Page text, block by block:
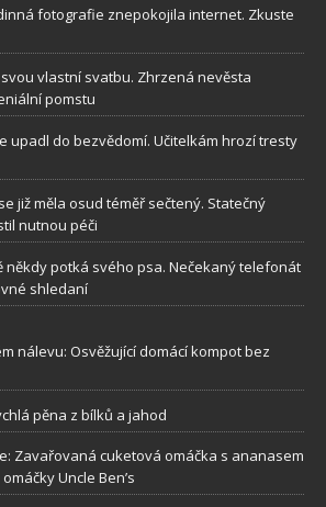
fotografie znepokojila internet. Zkuste
vlastní svatbu. Zhrzená nevěsta
pomstu
upadl do bezvědomí. Učitelkám hrozí tresty
již měla osud téměř sečtený. Statečný
nutnou péči
někdy potká svého psa. Nečekaný telefonát
shledaní
nálevu: Osvěžující domácí kompot bez
pěna z bílků a jahod
Zavařovaná cuketová omáčka s ananasem
Uncle Ben’s